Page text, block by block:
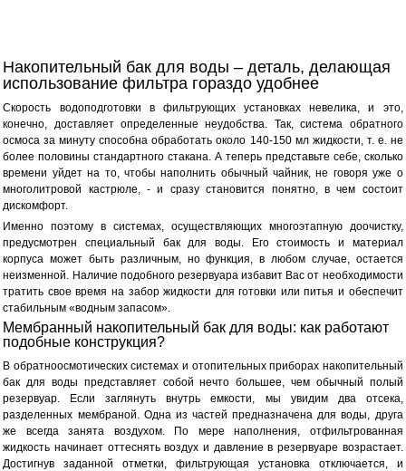
Накопительный бак для воды – деталь, делающая
использование фильтра гораздо удобнее
Скорость водоподготовки в фильтрующих установках невелика, и это,
конечно, доставляет определенные неудобства. Так, система обратного
осмоса за минуту способна обработать около 140-150 мл жидкости, т. е. не
более половины стандартного стакана. А теперь представьте себе, сколько
времени уйдет на то, чтобы наполнить обычный чайник, не говоря уже о
многолитровой кастрюле, - и сразу становится понятно, в чем состоит
дискомфорт.
Именно поэтому в системах, осуществляющих многоэтапную доочистку,
предусмотрен специальный бак для воды. Его стоимость и материал
корпуса может быть различным, но функция, в любом случае, остается
неизменной. Наличие подобного резервуара избавит Вас от необходимости
тратить свое время на забор жидкости для готовки или питья и обеспечит
стабильным «водным запасом».
Мембранный накопительный бак для воды: как работают
подобные конструкция?
В обратноосмотических системах и отопительных приборах накопительный
бак для воды представляет собой нечто большее, чем обычный полый
резервуар. Если заглянуть внутрь емкости, мы увидим два отсека,
разделенных мембраной. Одна из частей предназначена для воды, друга
же всегда занята воздухом. По мере наполнения, отфильтрованная
жидкость начинает оттеснять воздух и давление в резервуаре возрастает.
Достигнув заданной отметки, фильтрующая установка отключается, и